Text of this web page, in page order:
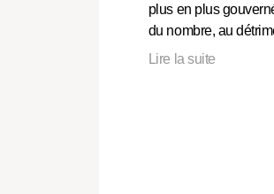
plus en plus
du nombre, au
Lire la suite